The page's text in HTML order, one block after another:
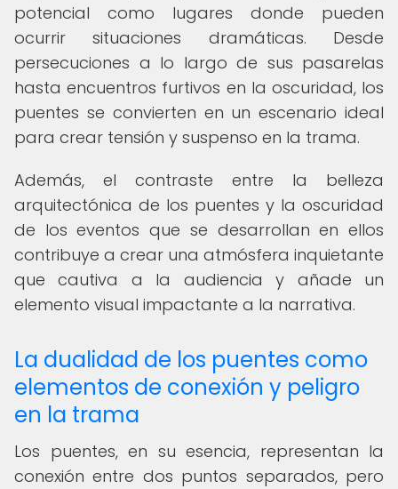
potencial como lugares donde pueden
ocurrir situaciones dramáticas. Desde
persecuciones a lo largo de sus pasarelas
hasta encuentros furtivos en la oscuridad, los
puentes se convierten en un escenario ideal
para crear tensión y suspenso en la trama.
Además, el contraste entre la belleza
arquitectónica de los puentes y la oscuridad
de los eventos que se desarrollan en ellos
contribuye a crear una atmósfera inquietante
que cautiva a la audiencia y añade un
elemento visual impactante a la narrativa.
La dualidad de los puentes como
elementos de conexión y peligro
en la trama
Los puentes, en su esencia, representan la
conexión entre dos puntos separados, pero